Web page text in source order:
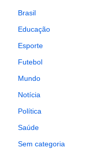
Brasil
Educação
Esporte
Futebol
Mundo
Notícia
Política
Saúde
Sem categoria